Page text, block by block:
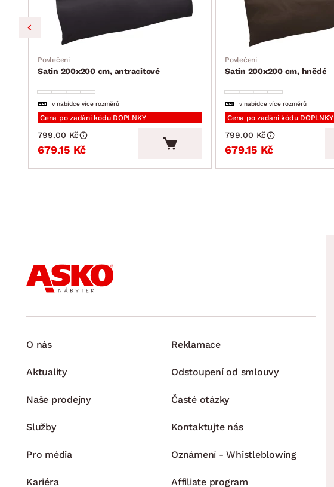
Povlečení
Satin 200x200 cm, antracitové
v nabídce více rozměrů
Cena po zadání kódu DOPLNKY
679.15 Kč
799.00 Kč
Povlečení
Satin 200x200 cm, hnědé
v nabídce více rozměrů
Cena po zadání kódu DOPLNKY
679.15 Kč
799.00 Kč
O nás
Aktuality
Naše prodejny
Služby
Pro média
Kariéra
Reklamace
Odstoupení od smlouvy
Časté otázky
Kontaktujte nás
Oznámení - Whistleblowing
Affiliate program